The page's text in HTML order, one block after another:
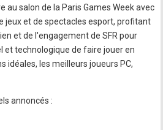
au salon de la Paris Games Week avec
jeux et de spectacles esport, profitant
et de l'engagement de SFR pour
et technologique de faire jouer en
idéales, les meilleurs joueurs PC,
annoncés :